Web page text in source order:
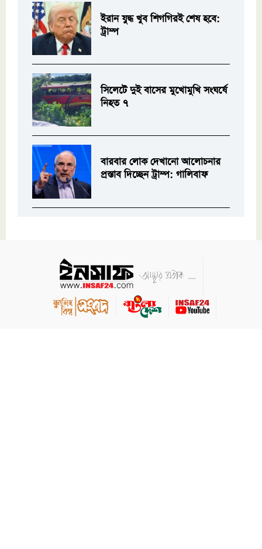
ইরান যুদ্ধ খুব শিগগিরই শেষ হবে:
ট্রাম্প
সিলেটে দুই বাসের মুখোমুখি সংঘর্ষে
নিহত ৭
বারবার লোক দেখানো আলোচনার
প্রস্তাব দিচ্ছেন ট্রাম্প: গালিবাফ